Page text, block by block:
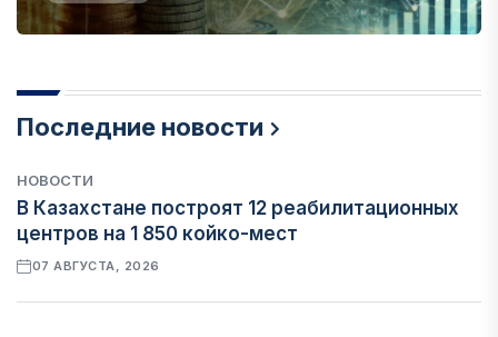
Последние новости
НОВОСТИ
В Казахстане построят 12 реабилитационных
центров на 1 850 койко-мест
07 АВГУСТА, 2026